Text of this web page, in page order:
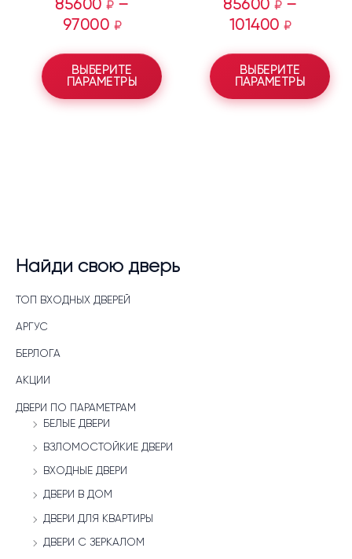
Найди свою дверь
ТОП ВХОДНЫХ ДВЕРЕЙ
АРГУС
БЕРЛОГА
АКЦИИ
ДВЕРИ ПО ПАРАМЕТРАМ
БЕЛЫЕ ДВЕРИ
ВЗЛОМОСТОЙКИЕ ДВЕРИ
ВХОДНЫЕ ДВЕРИ
ДВЕРИ В ДОМ
ДВЕРИ ДЛЯ КВАРТИРЫ
ДВЕРИ С ЗЕРКАЛОМ
85600₽ –
97000 ₽
ВЫБЕРИТЕ
ПАРАМЕТРЫ
85600₽ –
101400 ₽
ВЫБЕРИТЕ
ПАРАМЕТРЫ